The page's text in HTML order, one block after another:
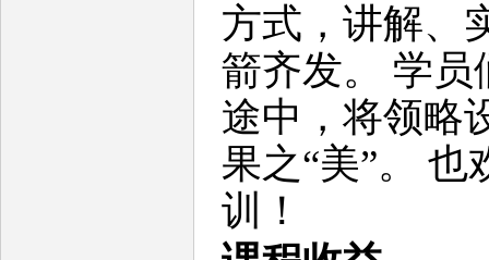
方式，讲解、
箭齐发。 学员
途中，将领略
果之“美”。
训！